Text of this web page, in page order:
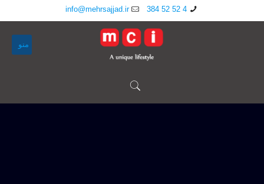
4 52 52 384
info@mehrsajjad.ir
منو